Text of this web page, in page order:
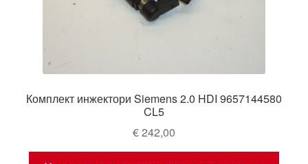
Комплект инжектори Siemens 2.0 HDI 9657144580
CL5
€242,00